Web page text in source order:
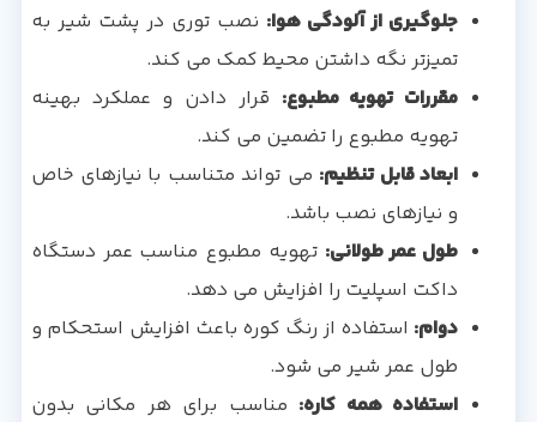
جلوگیری از آلودگی هوا: نصب توری در پشت شیر به
تمیزتر نگه داشتن محیط کمک می کند.
مقررات تهویه مطبوع: قرار دادن و عملکرد بهینه
تهویه مطبوع را تضمین می کند.
ابعاد قابل تنظیم: می تواند متناسب با نیازهای خاص
و نیازهای نصب باشد.
طول عمر طولانی: تهویه مطبوع مناسب عمر دستگاه
داکت اسپلیت را افزایش می دهد.
دوام: استفاده از رنگ کوره باعث افزایش استحکام و
طول عمر شیر می شود.
استفاده همه کاره: مناسب برای هر مکانی بدون